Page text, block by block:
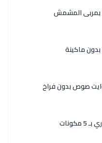
بمربى المشمش
ماكينة
صوص بدون فراخ